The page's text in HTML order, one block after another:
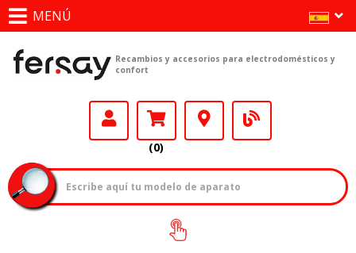
MENÚ
Recambios y accesorios para electrodomésticos y
confort
(0)
¿Cómo encontrar
tu modelo?